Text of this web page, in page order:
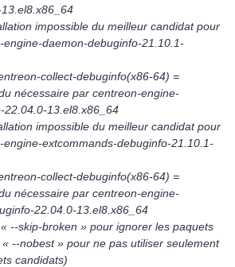
impossible du meilleur candidat pour
daemon-debuginfo-21.10.1-
collect-debuginfo(x86-64) =
nécessaire par centreon-engine-
22.04.0-13.el8.x86_64
impossible du meilleur candidat pour
extcommands-debuginfo-21.10.1-
collect-debuginfo(x86-64) =
nécessaire par centreon-engine-
22.04.0-13.el8.x86_64
--skip-broken » pour ignorer les paquets
--nobest » pour ne pas utiliser seulement
candidats)